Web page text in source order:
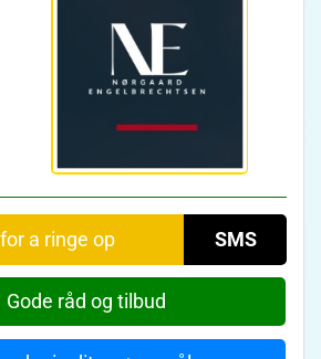
a ringe op SMS
Gode råd og tilbud